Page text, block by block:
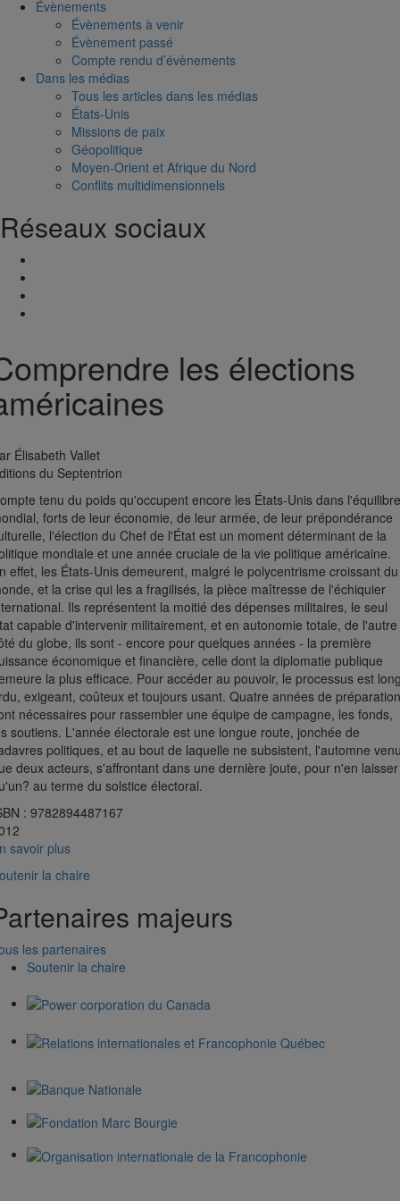
Évènements
Évènements à venir
Évènement passé
Compte rendu d’évènements
Dans les médias
Tous les articles dans les médias
États-Unis
Missions de paix
Géopolitique
Moyen-Orient et Afrique du Nord
Conflits multidimensionnels
Réseaux sociaux
les élections
Élisabeth Vallet
du Septentrion
tenu du poids qu'occupent encore les États-Unis dans l'équilibre
forts de leur économie, de leur armée, de leur prépondérance
l'élection du Chef de l'État est un moment déterminant de la
mondiale et une année cruciale de la vie politique américaine.
effet, les États-Unis demeurent, malgré le polycentrisme croissant du
et la crise qui les a fragilisés, la pièce maîtresse de l'échiquier
Ils représentent la moitié des dépenses militaires, le seul
capable d'intervenir militairement, et en autonomie totale, de l'autre
du globe, ils sont - encore pour quelques années - la première
économique et financière, celle dont la diplomatie publique
la plus efficace. Pour accéder au pouvoir, le processus est
exigeant, coûteux et toujours usant. Quatre années de préparation
nécessaires pour rassembler une équipe de campagne, les fonds,
soutiens. L'année électorale est une longue route, jonchée de
politiques, et au bout de laquelle ne subsistent, l'automne
deux acteurs, s'affrontant dans une dernière joute, pour n'en laisser
au terme du solstice électoral.
: 9782894487167
savoir plus
la chaire
majeurs
les partenaires
Soutenir la chaire